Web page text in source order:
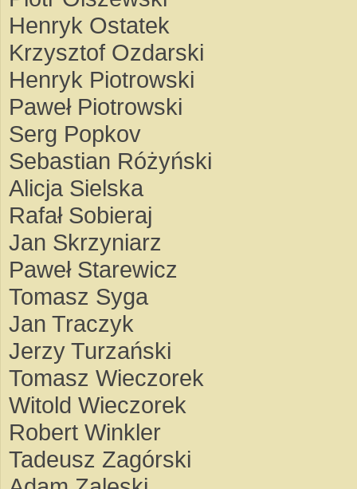
Henryk Ostatek
Krzysztof Ozdarski
Henryk Piotrowski
Paweł Piotrowski
Serg Popkov
Sebastian Różyński
Alicja Sielska
Rafał Sobieraj
Jan Skrzyniarz
Paweł Starewicz
Tomasz Syga
Jan Traczyk
Jerzy Turzański
Tomasz Wieczorek
Witold Wieczorek
Robert Winkler
Tadeusz Zagórski